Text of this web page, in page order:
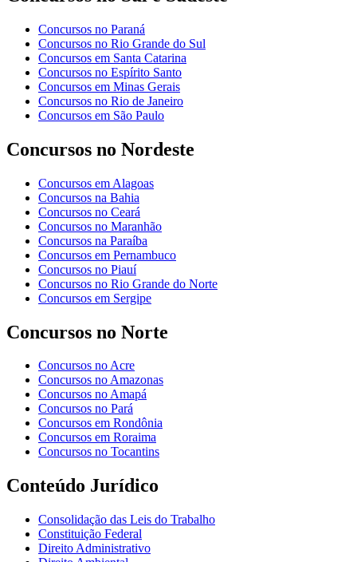
Concursos no Paraná
Concursos no Rio Grande do Sul
Concursos em Santa Catarina
Concursos no Espírito Santo
Concursos em Minas Gerais
Concursos no Rio de Janeiro
Concursos em São Paulo
Concursos no Nordeste
Concursos em Alagoas
Concursos na Bahia
Concursos no Ceará
Concursos no Maranhão
Concursos na Paraíba
Concursos em Pernambuco
Concursos no Piauí
Concursos no Rio Grande do Norte
Concursos em Sergipe
Concursos no Norte
Concursos no Acre
Concursos no Amazonas
Concursos no Amapá
Concursos no Pará
Concursos em Rondônia
Concursos em Roraima
Concursos no Tocantins
Conteúdo Jurídico
Consolidação das Leis do Trabalho
Constituição Federal
Direito Administrativo